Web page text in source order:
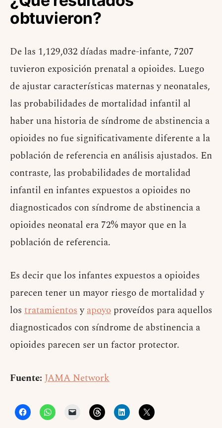
obtuvieron?
De las 1,129,032 díadas madre-infante, 7207
tuvieron exposición prenatal a opioides. Luego
de ajustar características maternas y neonatales,
las probabilidades de mortalidad infantil al
haber una historia de síndrome de abstinencia a
opioides no fue significativamente diferente a la
población de referencia en análisis ajustados. En
contraste, las probabilidades de mortalidad
infantil en infantes expuestos a opioides no
diagnosticados con síndrome de abstinencia a
opioides neonatal era 72% mayor que en la
población de referencia.
Es decir que los infantes expuestos a opioides
parecen tener un mayor riesgo de mortalidad y
los tratamientosyapoyo proveídos para aquellos
diagnosticados con síndrome de abstinencia a
opioides parecen ser un factor protector.
Fuente: JAMA Network